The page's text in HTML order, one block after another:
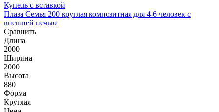
Купель с вставкой
Плаза Семья 200 круглая композитная для 4-6 человек с
внешней печью
Сравнить
Длина
2000
Ширина
2000
Высота
880
Форма
Круглая